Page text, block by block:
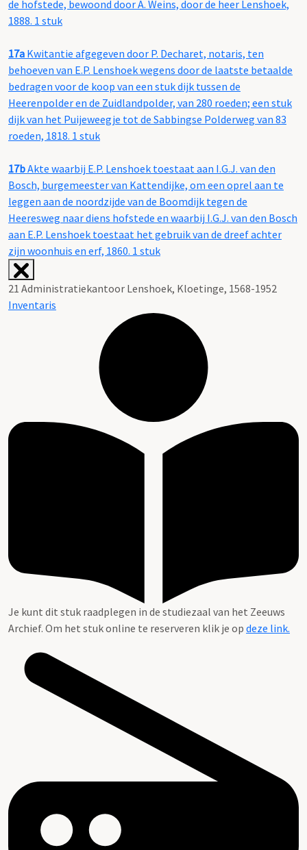
de hofstede, bewoond door A. Weins, door de heer Lenshoek,
1888. 1 stuk
17a Kwitantie afgegeven door P. Decharet, notaris, ten
behoeven van E.P. Lenshoek wegens door de laatste betaalde
bedragen voor de koop van een stuk dijk tussen de
Heerenpolder en de Zuidlandpolder, van 280 roeden; een stuk
dijk van het Puijeweegje tot de Sabbingse Polderweg van 83
roeden, 1818. 1 stuk
17bAkte waarbij E.P. Lenshoek toestaat aan I.G.J. van den
Bosch, burgemeester van Kattendijke, om een oprel aan te
leggen aan de noordzijde van de Boomdijk tegen de
Heeresweg naar diens hofstede en waarbij I.G.J. van den Bosch
aan E.P. Lenshoek toestaat het gebruik van de dreef achter
zijn woonhuis en erf, 1860. 1 stuk
21 Administratiekantoor Lenshoek, Kloetinge, 1568-1952
Inventaris
Je kunt dit stuk raadplegen in de studiezaal van het Zeeuws
Archief. Om het stuk online te reserveren klik je op deze link.